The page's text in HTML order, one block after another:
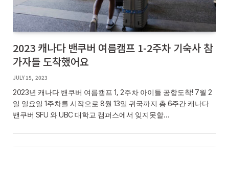
2023 캐나다 밴쿠버 여름캠프 1-2주차 기숙사 참
가자들 도착했어요
JULY 15, 2023
2023년 캐나다 밴쿠버 여름캠프 1, 2주차 아이들 공항도착! 7월 2
일 일요일 1주차를 시작으로 8월 13일 귀국까지 총 6주간 캐나다
밴쿠버 SFU 와 UBC 대학교 캠퍼스에서 잊지못할…